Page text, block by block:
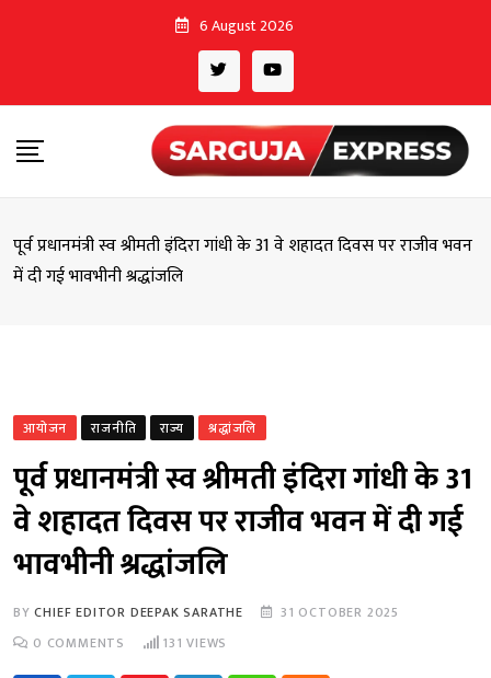
6 August 2026
पूर्व प्रधानमंत्री स्व श्रीमती इंदिरा गांधी के 31 वे शहादत दिवस पर राजीव भवन
में दी गई भावभीनी श्रद्धांजलि
आयोजन राजनीति राज्य श्रद्धांजलि
पूर्व प्रधानमंत्री स्व श्रीमती इंदिरा गांधी के 31
वे शहादत दिवस पर राजीव भवन में दी गई
भावभीनी श्रद्धांजलि
BYCHIEF EDITOR DEEPAK SARATHE
31 OCTOBER 2025
0 COMMENTS 131 VIEWS